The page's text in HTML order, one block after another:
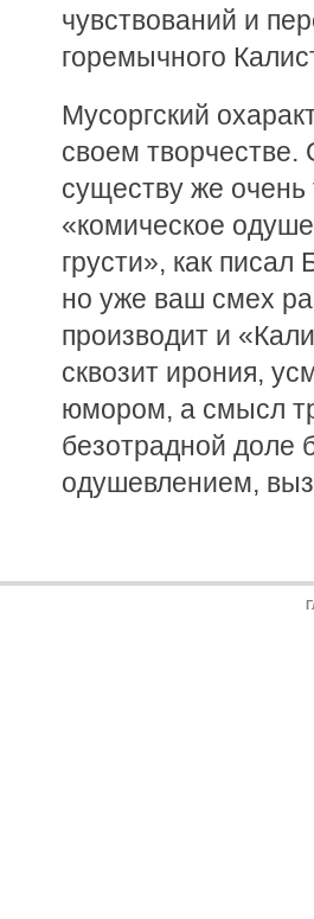
чувствований и
горемычного
Мусоргский
своем
существу же очень
«комическое
грусти», как
но уже ваш смех
производит и
сквозит ирония,
юмором, а смысл
безотрадной доле
одушевлением,